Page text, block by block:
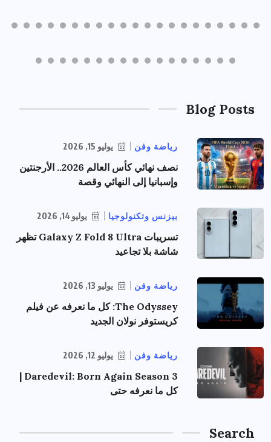
Blog Posts
رياضة وفن يوليو 15, 2026
نصف نهائي كأس العالم 2026.. الأرجنتين
وإسبانيا إلى النهائي وقصة
بيزنس وتكنولوجيا يوليو 14, 2026
تسريبات Galaxy Z Fold 8 Ultra تظهر
شاشة بلا تجاعيد
رياضة وفن يوليو 13, 2026
The Odyssey: كل ما نعرفه عن فيلم
كريستوفر نولان الجديد
رياضة وفن يوليو 12, 2026
Daredevil: Born Again Season 3 |
كل ما نعرفه حتى
Search